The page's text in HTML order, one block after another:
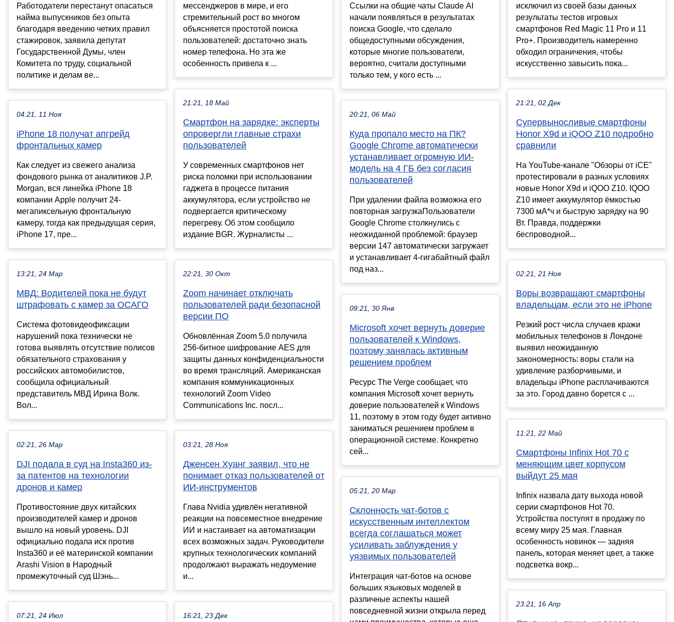
Работодатели перестанут опасаться
найма выпускников без опыта
благодаря введению четких правил
стажировок, заявила депутат
Государственной Думы, член
Комитета по труду, социальной
политике и делам ве...
04:21, 11 Ноя
iPhone 18 получат апгрейд
фронтальных камер
Как следует из свежего анализа
фондового рынка от аналитиков J.P.
Morgan, вся линейка iPhone 18
компании Apple получит 24-
мегапиксельную фронтальную
камеру, тогда как предыдущая серия,
iPhone 17, пре...
13:21, 24 Мар
МВД: Водителей пока не будут
штрафовать с камер за ОСАГО
Система фотовидеофиксации
нарушений пока технически не
готова выявлять отсутствие полисов
обязательного страхования у
российских автомобилистов,
сообщила официальный
представитель МВД Ирина Волк.
Вол...
02:21, 26 Мар
DJI подала в суд на Insta360 из-
за патентов на технологии
дронов и камер
Противостояние двух китайских
производителей камер и дронов
вышло на новый уровень. DJI
официально подала иск против
Insta360 и её материнской компании
Arashi Vision в Народный
промежуточный суд Шэнь...
07:21, 24 Июл
мессенджеров в мире, и его
стремительный рост во многом
объясняется простотой поиска
пользователей: достаточно знать
номер телефона. Но эта же
особенность привела к ...
21:21, 18 Май
Смартфон на зарядке: эксперты
опровергли главные страхи
пользователей
У современных смартфонов нет
риска поломки при использовании
гаджета в процессе питания
аккумулятора, если устройство не
подвергается критическому
перегреву. Об этом сообщило
издание BGR. Журналисты ...
22:21, 30 Окт
Zoom начинает отключать
пользователей ради безопасной
версии ПО
Обновлённая Zoom 5.0 получила
256-битное шифрование AES для
защиты данных конфиденциальности
во время трансляций. Американская
компания коммуникационных
технологий Zoom Video
Communications Inc. посл...
03:21, 28 Ноя
Дженсен Хуанг заявил, что не
понимает отказ пользователей от
ИИ-инструментов
Глава Nvidia удивлён негативной
реакции на повсеместное внедрение
ИИ и настаивает на автоматизации
всех возможных задач. Руководители
крупных технологических компаний
продолжают выражать недоумение
и...
16:21, 23 Дек
Ссылки на общие чаты Claude AI
начали появляться в результатах
поиска Google, что сделало
общедоступными обсуждения,
которые многие пользователи,
вероятно, считали доступными
только тем, у кого есть ...
20:21, 06 Май
Куда пропало место на ПК?
Google Chrome автоматически
устанавливает огромную ИИ-
модель на 4 ГБ без согласия
пользователей
При удалении файла возможна его
повторная загрузкаПользователи
Google Chrome столкнулись с
неожиданной проблемой: браузер
версии 147 автоматически загружает
и устанавливает 4-гигабайтный файл
под наз...
09:21, 30 Янв
Microsoft хочет вернуть доверие
пользователей к Windows,
поэтому занялась активным
решением проблем
Ресурс The Verge сообщает, что
компания Microsoft хочет вернуть
доверие пользователей к Windows
11, поэтому в этом году будет активно
заниматься решением проблем в
операционной системе. Конкретно
сей...
05:21, 20 Мар
Склонность чат-ботов с
искусственным интеллектом
всегда соглашаться может
усиливать заблуждения у
уязвимых пользователей
Интеграция чат-ботов на основе
больших языковых моделей в
различные аспекты нашей
повседневной жизни открыла перед
исключил из своей базы данных
результаты тестов игровых
смартфонов Red Magic 11 Pro и 11
Pro+. Производитель намеренно
обходил ограничения, чтобы
искусственно завысить пока...
21:21, 02 Дек
Супервыносливые смартфоны
Honor X9d и iQOO Z10 подробно
сравнили
На YouTube-канале "Обзоры от iCE"
протестировали в разных условиях
новые Honor X9d и iQOO Z10. IQOO
Z10 имеет аккумулятор ёмкостью
7300 мА*ч и быструю зарядку на 90
Вт. Правда, поддержки
беспроводной...
02:21, 21 Ноя
Воры возвращают смартфоны
владельцам, если это не iPhone
Резкий рост числа случаев кражи
мобильных телефонов в Лондоне
выявил неожиданную
закономерность: воры стали на
удивление разборчивыми, и
владельцы iPhone расплачиваются
за это. Город давно борется с ...
11:21, 22 Май
Смартфоны Infinix Hot 70 с
меняющим цвет корпусом
выйдут 25 мая
Infinix назвала дату выхода новой
серии смартфонов Hot 70.
Устройства поступят в продажу по
всему миру 25 мая. Главная
особенность новинок — задняя
панель, которая меняет цвет, а также
подсветка вокр...
23:21, 16 Апр